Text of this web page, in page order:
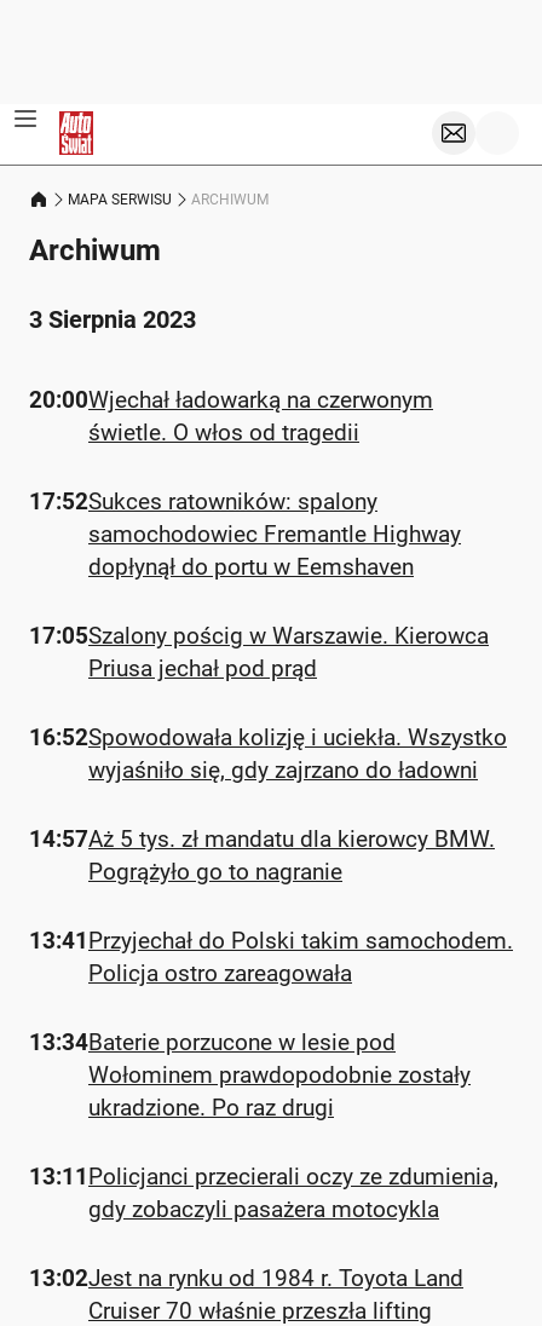
MAPA SERWISU ARCHIWUM
Archiwum
3 Sierpnia 2023
20:00Wjechał ładowarką na czerwonym
świetle. O włos od tragedii
17:52Sukces ratowników: spalony
samochodowiec Fremantle Highway
dopłynął do portu w Eemshaven
17:05Szalony pościg w Warszawie. Kierowca
Priusa jechał pod prąd
16:52Spowodowała kolizję i uciekła. Wszystko
wyjaśniło się, gdy zajrzano do ładowni
14:57Aż 5 tys. zł mandatu dla kierowcy BMW.
Pogrążyło go to nagranie
13:41Przyjechał do Polski takim samochodem.
Policja ostro zareagowała
13:34Baterie porzucone w lesie pod
Wołominem prawdopodobnie zostały
ukradzione. Po raz drugi
13:11Policjanci przecierali oczy ze zdumienia,
gdy zobaczyli pasażera motocykla
13:02Jest na rynku od 1984 r. Toyota Land
Cruiser 70 właśnie przeszła lifting